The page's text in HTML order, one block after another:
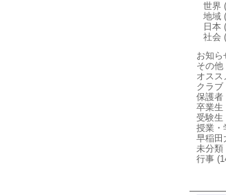
世界
地域
日本
社会
お知ら
その他
オスス
クラブ
保護者
卒業生
受験生
授業・
早稲田
未分類
行事